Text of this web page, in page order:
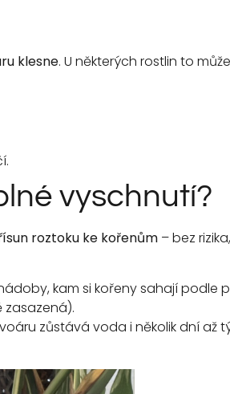
klesne. U některých rostlin to
vyschnutí?
roztoku ke kořenům – bez
kam si kořeny sahají podle
zůstává voda i několik dní až